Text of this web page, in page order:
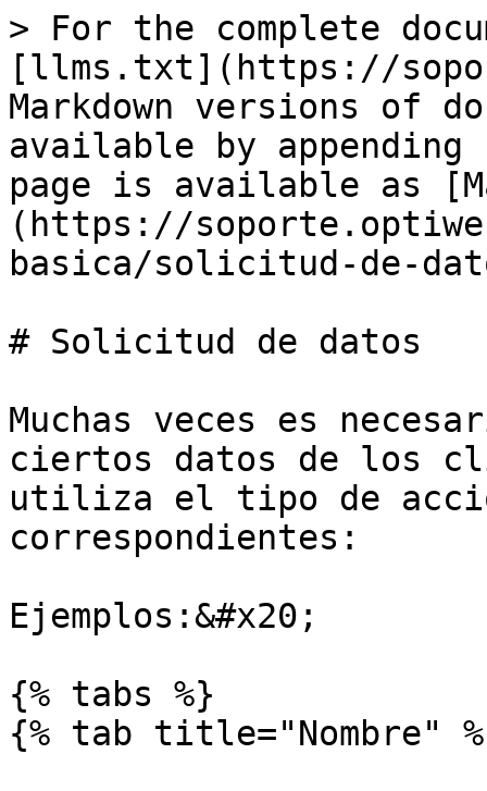
> For the complete
[llms.txt](https://
Markdown versions of
available by
page is available as
(https://
basica/solicitud-de-
# Solicitud de datos
Muchas veces es
ciertos datos de los
utiliza el tipo de
correspondientes:
Ejemplos:&#x20;
{% tabs %}
{% tab title="Nombre"